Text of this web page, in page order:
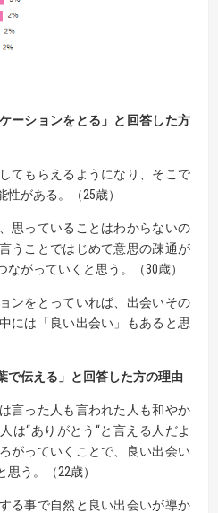
ーションをとる」と回答した方
てもらえるようになり、そこで
がある。（25歳）
思っていることはわからないの
うことではじめて意思の疎通が
がっていくと思う。（30歳）
ンをとっていれば、出会いその
には「良い出会い」もあると思
で伝える」と回答した方の理由
言った人も言われた人も和やか
は“ありがとう“と言える人だよ
がっていくことで、良い出会い
う。（22歳）
る事で自然と良い出会いが導か